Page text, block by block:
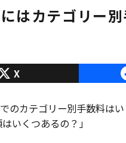
はカテゴリー
X
のカテゴリー別手数料はい
いくつあるの？」